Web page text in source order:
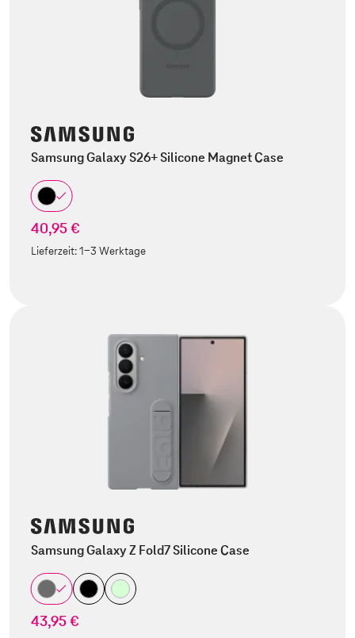
Samsung Galaxy S26+ Silicone Magnet Case
40,95 €
Lieferzeit:1-3 Werktage
Samsung Galaxy Z Fold7 Silicone Case
43,95 €